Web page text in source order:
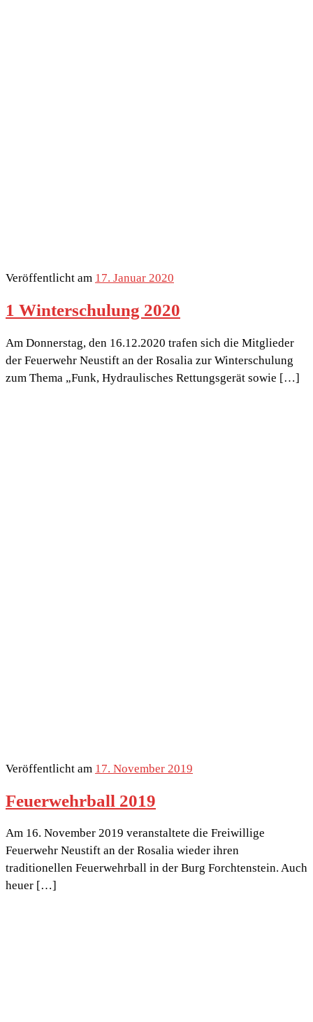
Veröffentlicht am 17. Januar 2020
1 Winterschulung 2020
Am Donnerstag, den 16.12.2020 trafen sich die Mitglieder
der Feuerwehr Neustift an der Rosalia zur Winterschulung
zum Thema „Funk, Hydraulisches Rettungsgerät sowie […]
Veröffentlicht am 17. November 2019
Feuerwehrball 2019
Am 16. November 2019 veranstaltete die Freiwillige
Feuerwehr Neustift an der Rosalia wieder ihren
traditionellen Feuerwehrball in der Burg Forchtenstein. Auch
heuer […]